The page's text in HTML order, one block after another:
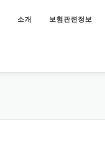
소개 보험관련정보